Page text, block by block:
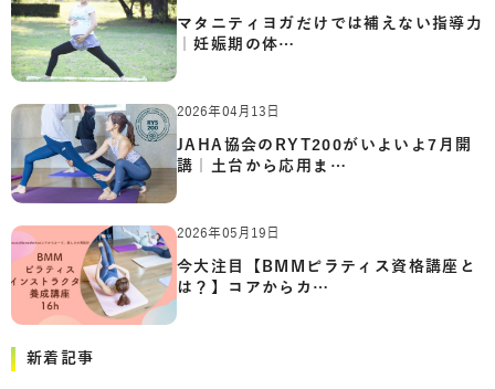
マタニティヨガだけでは補えない指導力
｜妊娠期の体…
2026年04月13日
JAHA協会のRYT200がいよいよ7月開
講｜土台から応用ま…
2026年05月19日
今大注目【BMMピラティス資格講座と
は？】コアからカ…
新着記事